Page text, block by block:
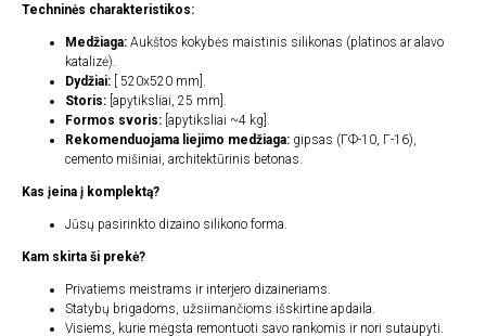
Techninės charakteristikos:
Medžiaga: Aukštos kokybės maistinis silikonas (platinos ar alavo
katalizė).
Dydžiai: [ 520x520 mm].
Storis: [apytiksliai, 25 mm].
Formos svoris: [apytiksliai ~4 kg].
Rekomenduojama liejimo medžiaga: gipsas (ГФ-10, Г-16),
cemento mišiniai, architektūrinis betonas.
Kas įeina į komplektą?
Jūsų pasirinkto dizaino silikono forma.
Kam skirta ši prekė?
Privatiems meistrams ir interjero dizaineriams.
Statybų brigadoms, užsiimančioms išskirtine apdaila.
Visiems, kurie mėgsta remontuoti savo rankomis ir nori sutaupyti.